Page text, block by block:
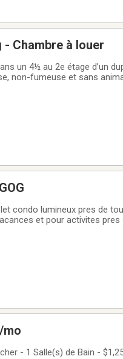
Chambre à louer
un 4½ au 2e étage d’un
non-fumeuse et sans
services a pied pas animaux
mo
1 Salle(s) de Bain - $1,250 /